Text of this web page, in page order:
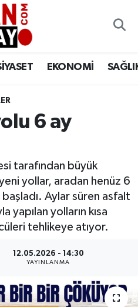
EKONOMİ
6 ay
tarafından büyük
yollar, aradan henüz 6
Aylar süren asfalt
yapılan yolların kısa
tehlikeye atıyor.
12.05.2026 - 14:30
YAYINLANMA
ve Fikstür